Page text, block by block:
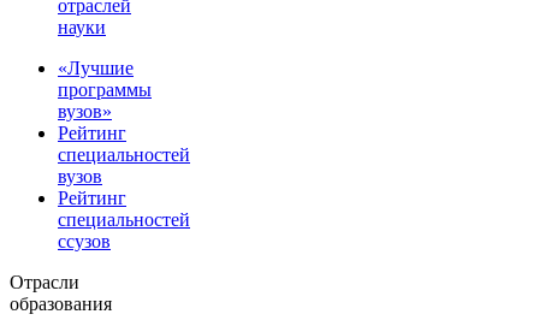
отраслей
науки
«Лучшие
программы
вузов»
Рейтинг
специальностей
вузов
Рейтинг
специальностей
ссузов
Отрасли
образования